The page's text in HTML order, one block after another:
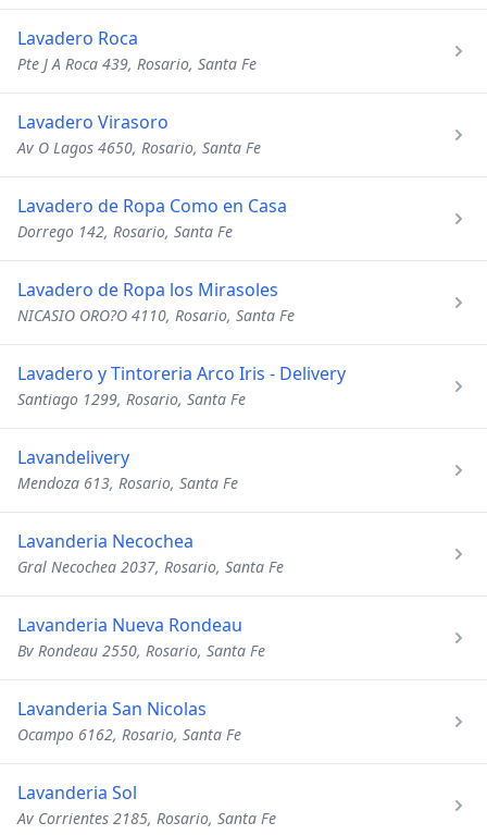
Lavadero Roca
Pte J A Roca 439, Rosario, Santa Fe
Lavadero Virasoro
Av O Lagos 4650, Rosario, Santa Fe
Lavadero de Ropa Como en Casa
Dorrego 142, Rosario, Santa Fe
Lavadero de Ropa los Mirasoles
NICASIO ORO?O 4110, Rosario, Santa Fe
Lavadero y Tintoreria Arco Iris - Delivery
Santiago 1299, Rosario, Santa Fe
Lavandelivery
Mendoza 613, Rosario, Santa Fe
Lavanderia Necochea
Gral Necochea 2037, Rosario, Santa Fe
Lavanderia Nueva Rondeau
Bv Rondeau 2550, Rosario, Santa Fe
Lavanderia San Nicolas
Ocampo 6162, Rosario, Santa Fe
Lavanderia Sol
Av Corrientes 2185, Rosario, Santa Fe